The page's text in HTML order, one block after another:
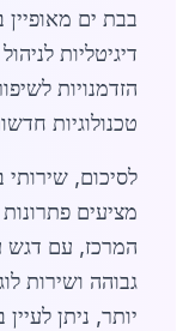
בבת ים מאופיין
דיגיטליות
הזדמנויות
טכנולוגיות
לסיכום,
מציעים
המרכז, עם דגש
גבוהה ושירות
יותר, ניתן לעיין